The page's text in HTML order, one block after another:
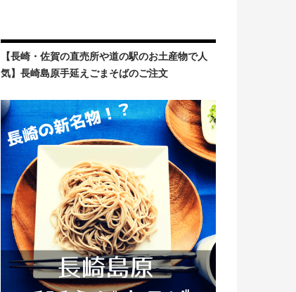
【長崎・佐賀の直売所や道の駅のお土産物で人
気】長崎島原手延えごまそばのご注文